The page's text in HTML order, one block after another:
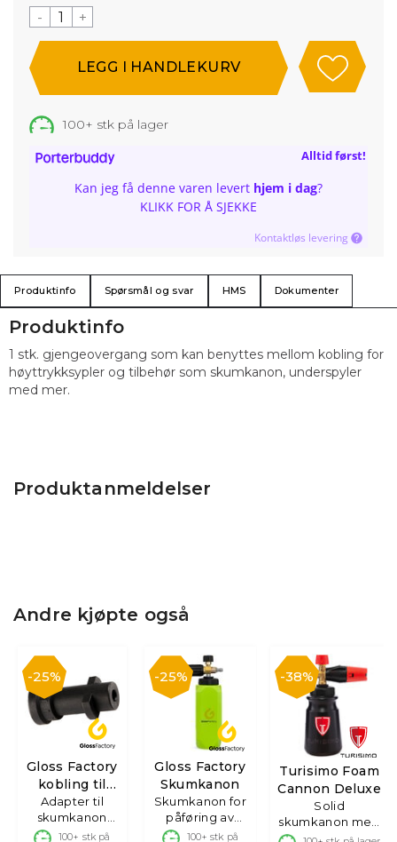
- +
100+ stk på lager
Alltid først!
Kan jeg få denne varen levert hjem i dag?
KLIKK FOR Å SJEKKE
Kontaktløs levering
Produktinfo Spørsmål og svar HMS Dokumenter
Produktanmeldelser
Andre kjøpte også
25%
Gloss Factory
kobling til
Kärcher
Adapter til
skumkanon
mot pistol
100+ stk på
25%
Gloss Factory
Skumkanon
Skumkanon for
påføring av
skumsåper
100+ stk på
38%
Turisimo Foam
Cannon Deluxe
Solid
skumkanon med
2 veis justering
Produktinfo
1 stk. gjengeovergang som kan benyttes mellom kobling for
høyttrykksypler og tilbehør som skumkanon, underspyler
med mer.